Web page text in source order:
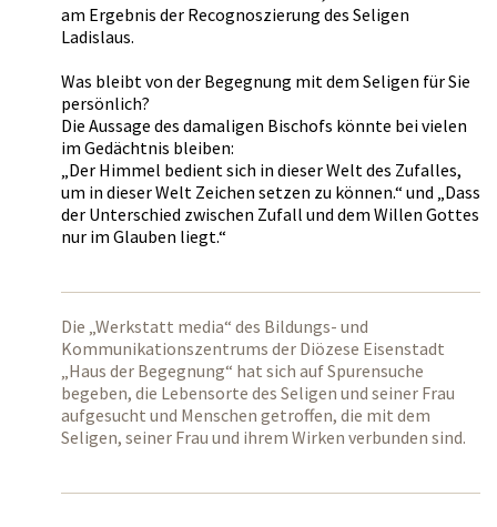
am Ergebnis der Recognoszierung des Seligen
Ladislaus.
Was bleibt von der Begegnung mit dem Seligen für Sie
persönlich?
Die Aussage des damaligen Bischofs könnte bei vielen
im Gedächtnis bleiben:
„Der Himmel bedient sich in dieser Welt des Zufalles,
um in dieser Welt Zeichen setzen zu können.“ und „Dass
der Unterschied zwischen Zufall und dem Willen Gottes
nur im Glauben liegt.“
Die „Werkstatt media“ des Bildungs- und
Kommunikationszentrums der Diözese Eisenstadt
„Haus der Begegnung“ hat sich auf Spurensuche
begeben, die Lebensorte des Seligen und seiner Frau
aufgesucht und Menschen getroffen, die mit dem
Seligen, seiner Frau und ihrem Wirken verbunden sind.